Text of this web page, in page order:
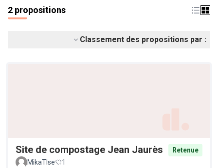
2 propositions
Classement des propositions par :
Site de compostage Jean Jaurès
Retenue
MikaTlse
1